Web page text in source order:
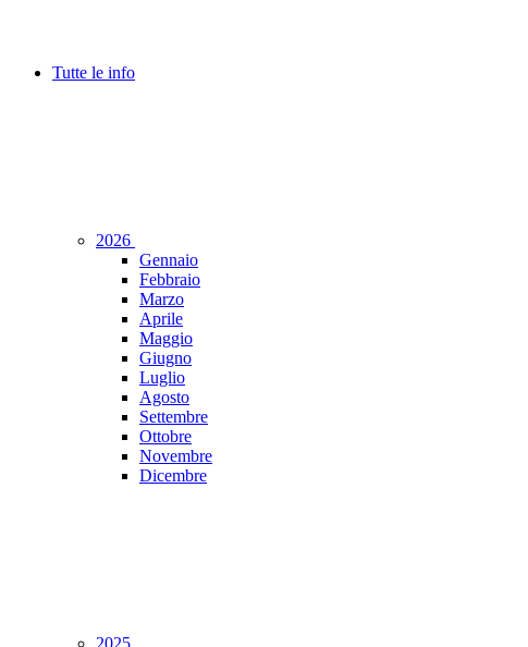
Tutte le info
2026
Gennaio
Febbraio
Marzo
Aprile
Maggio
Giugno
Luglio
Agosto
Settembre
Ottobre
Novembre
Dicembre